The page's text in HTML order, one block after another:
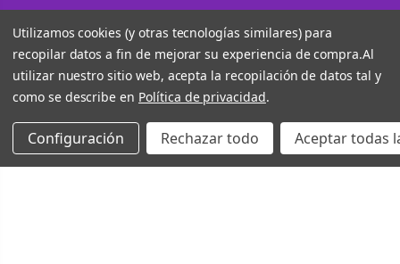
Utilizamos cookies (y otras tecnologías similares) para
recopilar datos a fin de mejorar su experiencia de compra.Al
utilizar nuestro sitio web, acepta la recopilación de datos tal y
como se describe en Política de privacidad.
Configuración Rechazar todo Aceptar todas